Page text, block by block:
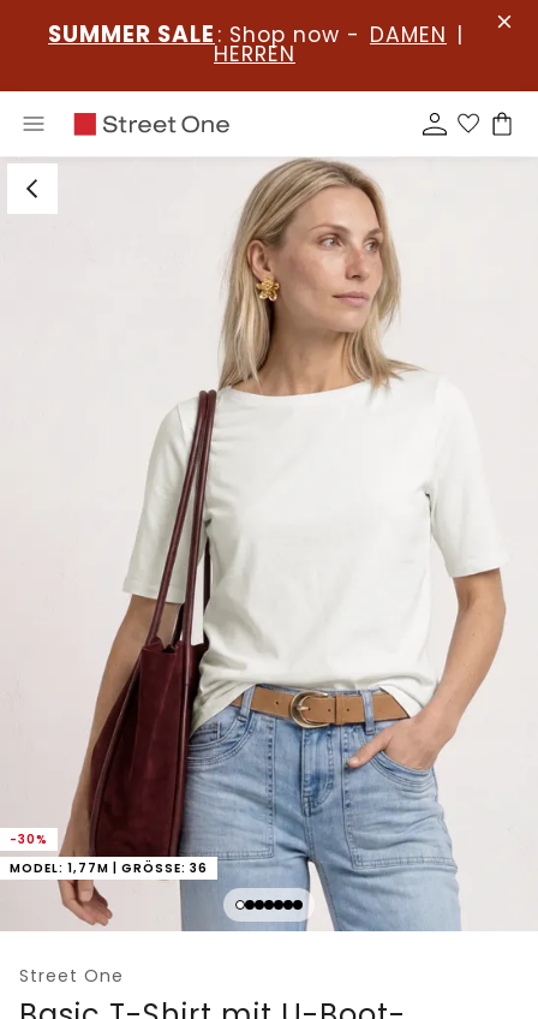
SUMMER SALE : Shop now - DAMEN |
HERREN
-30%
MODEL: 1,77M | GRÖSSE: 36
Street One